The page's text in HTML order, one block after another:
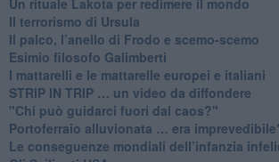
Il terrorismo di Ursula
​Il palco, l’anello di Frodo e scemo-scemo
Esimio filosofo Galimberti
​I mattarelli e le mattarelle europei e italiani
​STRIP IN TRIP … un video da diffondere
"Chi può guidarci fuori dal caos?"
​Portoferraio alluvionata … era
Le conseguenze mondiali dell’infanzia